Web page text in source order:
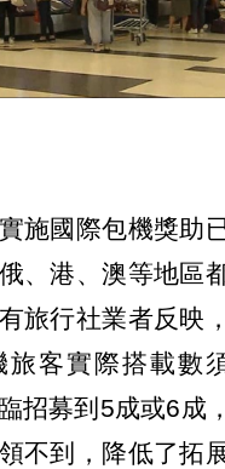
施國際包機獎助
、港、澳等地區
旅行社業者反映
旅客實際搭載數
招募到5成或6成
不到，降低了拓